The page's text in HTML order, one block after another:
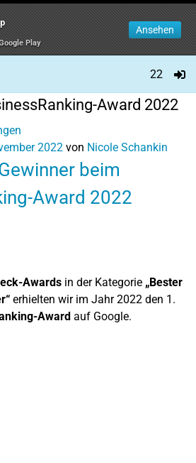
Play
Ansehen
22
Award 2022
2022 von Nicole Schankin
beim
Award 2022
Awards in der Kategorie „Bester
erhielten wir im Jahr 2022 den 1.
Award auf Google.